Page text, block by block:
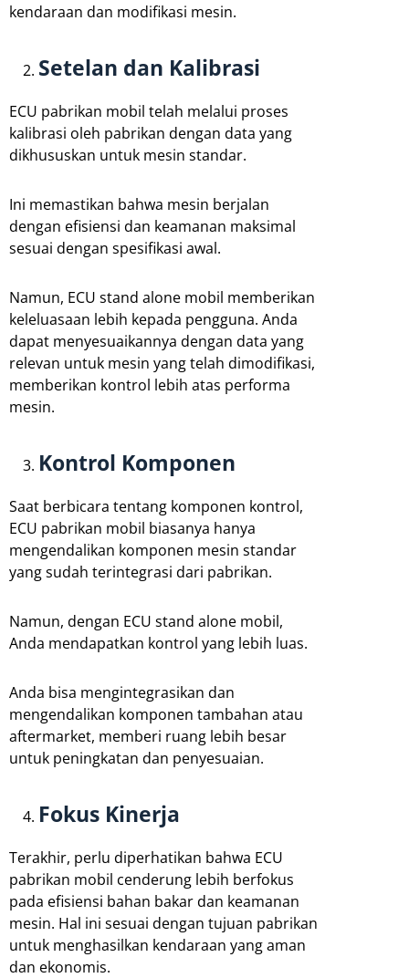
kendaraan dan modifikasi mesin.
Setelan dan Kalibrasi
ECU pabrikan mobil telah melalui proses
kalibrasi oleh pabrikan dengan data yang
dikhususkan untuk mesin standar.
Ini memastikan bahwa mesin berjalan
dengan efisiensi dan keamanan maksimal
sesuai dengan spesifikasi awal.
Namun, ECU stand alone mobil memberikan
keleluasaan lebih kepada pengguna. Anda
dapat menyesuaikannya dengan data yang
relevan untuk mesin yang telah dimodifikasi,
memberikan kontrol lebih atas performa
mesin.
Kontrol Komponen
Saat berbicara tentang komponen kontrol,
ECU pabrikan mobil biasanya hanya
mengendalikan komponen mesin standar
yang sudah terintegrasi dari pabrikan.
Namun, dengan ECU stand alone mobil,
Anda mendapatkan kontrol yang lebih luas.
Anda bisa mengintegrasikan dan
mengendalikan komponen tambahan atau
aftermarket, memberi ruang lebih besar
untuk peningkatan dan penyesuaian.
Fokus Kinerja
Terakhir, perlu diperhatikan bahwa ECU
pabrikan mobil cenderung lebih berfokus
pada efisiensi bahan bakar dan keamanan
mesin. Hal ini sesuai dengan tujuan pabrikan
untuk menghasilkan kendaraan yang aman
dan ekonomis.